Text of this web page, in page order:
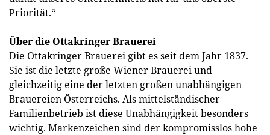
Priorität.“
Über die Ottakringer Brauerei
Die Ottakringer Brauerei gibt es seit dem Jahr 1837.
Sie ist die letzte große Wiener Brauerei und
gleichzeitig eine der letzten großen unabhängigen
Brauereien Österreichs. Als mittelständischer
Familienbetrieb ist diese Unabhängigkeit besonders
wichtig. Markenzeichen sind der kompromisslos hohe